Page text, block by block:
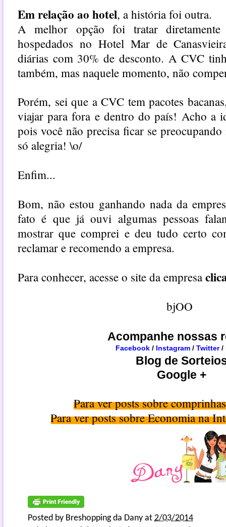
Em relação ao hotel, a história foi outra.
A melhor opção foi tratar
hospedados no Hotel Mar de
diárias com 30% de desconto. A CVC
também, mas naquele momento, não
Porém, sei que aCVC tem pacotes
viajar para fora e dentro do país! Acho a
pois você não precisa ficar se
só alegria! \o/
Enfim...
Bom, não estou ganhando nada da
fato é que já ouvi algumas pessoas
mostrar que comprei e deu tudo certo
reclamar e recomendo a empresa.
Para conhecer, acesse o site da empresa
bjOO
Acompanhe nossas
Facebook / Instagram /Twitter /
Blog de
Google +
Para ver posts sobre
Para ver posts sobre Economia na
Posted by Breshopping da Dany at 2/03/2014